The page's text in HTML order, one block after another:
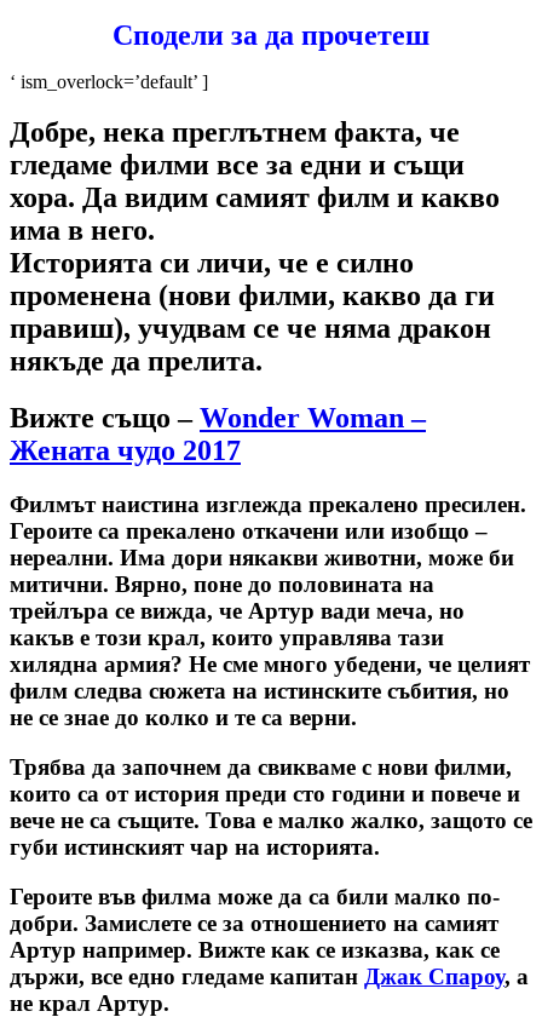
Сподели за да прочетеш
‘ ism_overlock=’default’ ]
Добре, нека преглътнем факта, че
гледаме филми все за едни и същи
хора. Да видим самият филм и какво
има в него.
Историята си личи, че е силно
променена (нови филми, какво да ги
правиш), учудвам се че няма дракон
някъде да прелита.
Вижте също –Wonder Woman –
Жената чудо 2017
Филмът наистина изглежда прекалено пресилен.
Героите са прекалено откачени или изобщо –
нереални. Има дори някакви животни, може би
митични. Вярно, поне до половината на
трейлъра се вижда, че Артур вади меча, но
какъв е този крал, които управлява тази
хилядна армия? Не сме много убедени, че целият
филм следва сюжета на истинските събития, но
не се знае до колко и те са верни.
Трябва да започнем да свикваме с нови филми,
които са от история преди сто години и повече и
вече не са същите. Това е малко жалко, защото се
губи истинският чар на историята.
Героите във филма може да са били малко по-
добри. Замислете се за отношението на самият
Артур например. Вижте как се изказва, как се
държи, все едно гледаме капитан Джак Спароу, а
не крал Артур.